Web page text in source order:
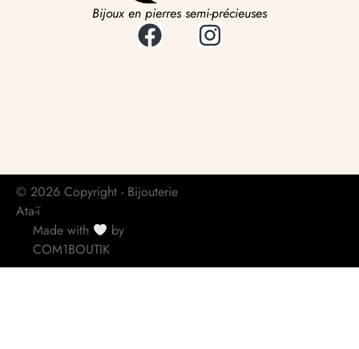
Bijoux en pierres semi-précieuses
© 2026 Copyright - Bijouterie
Ata-ï
Made with
by
COM1BOUTIK